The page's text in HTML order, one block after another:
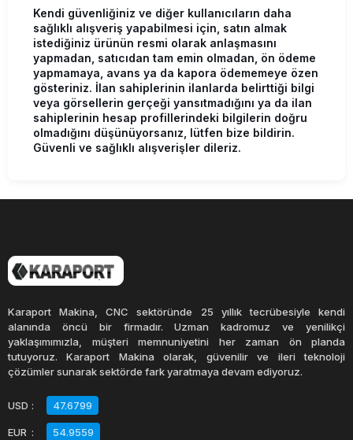
Kendi güvenliğiniz ve diğer kullanıcıların daha
sağlıklı alışveriş yapabilmesi için, satın almak
istediğiniz ürünün resmi olarak anlaşmasını
yapmadan, satıcıdan tam emin olmadan, ön ödeme
yapmamaya, avans ya da kapora ödememeye özen
gösteriniz. İlan sahiplerinin ilanlarda belirttiği bilgi
veya görsellerin gerçeği yansıtmadığını ya da ilan
sahiplerinin hesap profillerindeki bilgilerin doğru
olmadığını düşünüyorsanız, lütfen bize bildirin.
Güvenli ve sağlıklı alışverişler dileriz.
Karaport Makina, CNC sektöründe 25 yıllık tecrübesiyle kendi
alanında öncü bir firmadır. Uzman kadromuz ve yenilikçi
yaklaşımımızla, müşteri memnuniyetini her zaman ön planda
tutuyoruz. Karaport Makina olarak, güvenilir ve ileri teknoloji
çözümler sunarak sektörde fark yaratmaya devam ediyoruz.
USD : 47.6799
EUR : 54.9559